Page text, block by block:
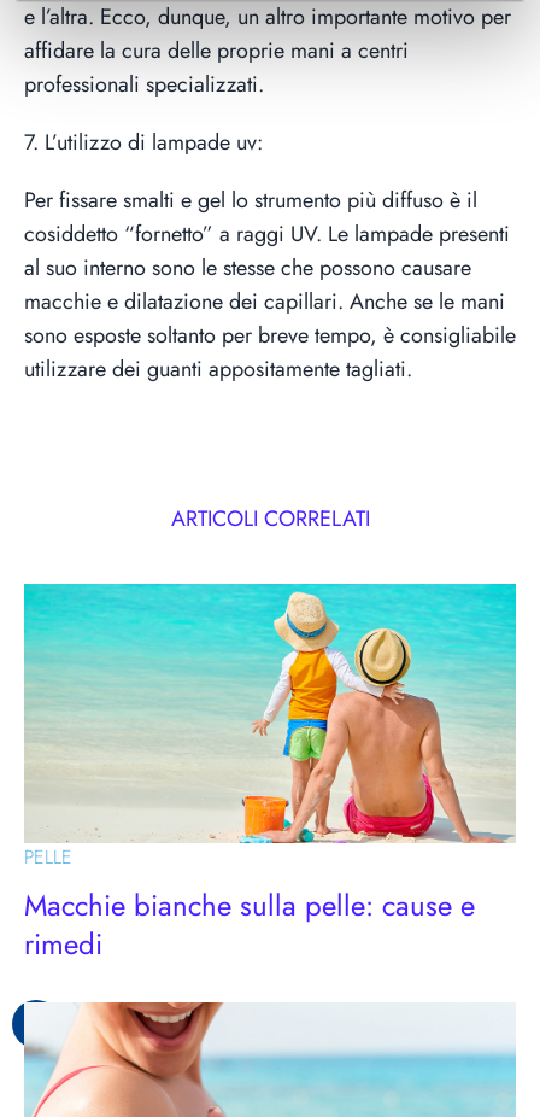
e l’altra. Ecco, dunque, un altro importante motivo per
affidare la cura delle proprie mani a centri
professionali specializzati.
7. L’utilizzo di lampade uv:
Per fissare smalti e gel lo strumento più diffuso è il
cosiddetto “fornetto” a raggi UV. Le lampade presenti
al suo interno sono le stesse che possono causare
macchie e dilatazione dei capillari. Anche se le mani
sono esposte soltanto per breve tempo, è consigliabile
utilizzare dei guanti appositamente tagliati.
ARTICOLI CORRELATI
PELLE
Macchie bianche sulla pelle: cause e
rimedi